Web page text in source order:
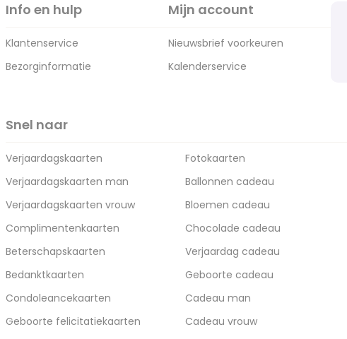
Info en hulp
Klantenservice
Bezorginformatie
Mijn account
Nieuwsbrief voorkeuren
Kalenderservice
Snel naar
Verjaardagskaarten
Verjaardagskaarten man
Verjaardagskaarten vrouw
Complimentenkaarten
Beterschapskaarten
Bedanktkaarten
Condoleancekaarten
Geboorte felicitatiekaarten
Fotokaarten
Ballonnen cadeau
Bloemen cadeau
Chocolade cadeau
Verjaardag cadeau
Geboorte cadeau
Cadeau man
Cadeau vrouw